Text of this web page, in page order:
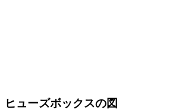
ヒューズボックスの図